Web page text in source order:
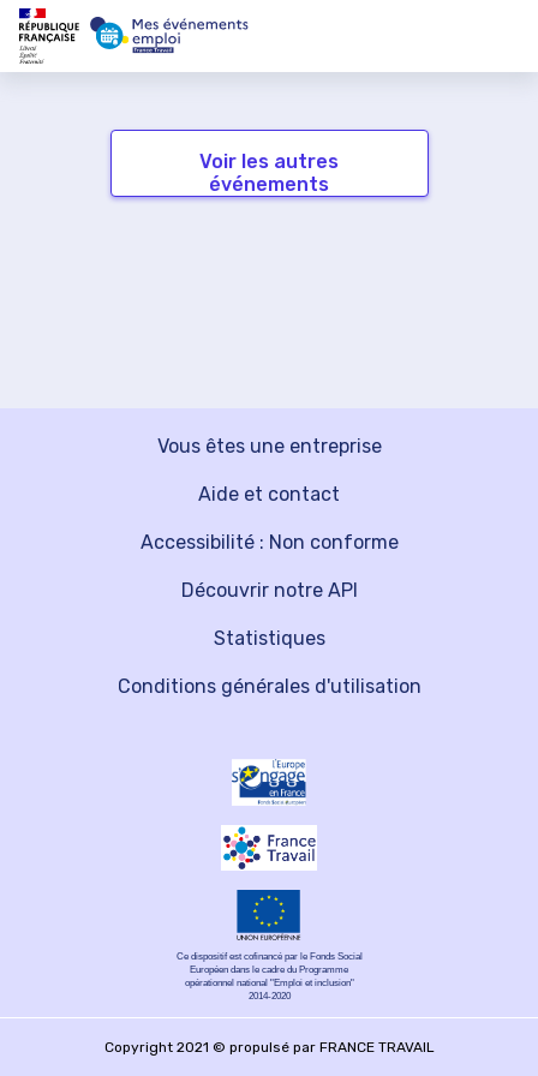
Voir les autres
événements
Vous êtes une entreprise
Découvrir notre API
Aide et contact
Statistiques
Accessibilité : Non conforme
Conditions générales d'utilisation
Ce dispositif est cofinancé par le Fonds Social
Européen dans le cadre du Programme
opérationnel national "Emploi et inclusion"
2014-2020
Copyright 2021 © propulsé par FRANCE TRAVAIL